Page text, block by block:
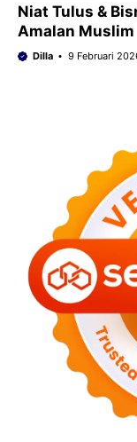
Niat Tulus &
Amalan Muslim
Dilla 9 Februari